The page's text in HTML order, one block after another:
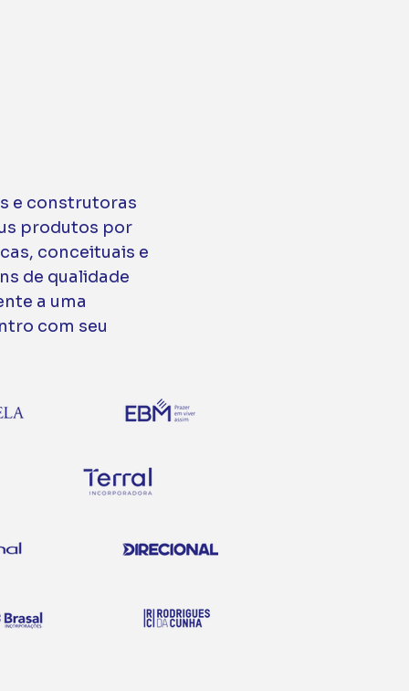
e construtoras
produtos por
conceituais e
de qualidade
a uma
com seu